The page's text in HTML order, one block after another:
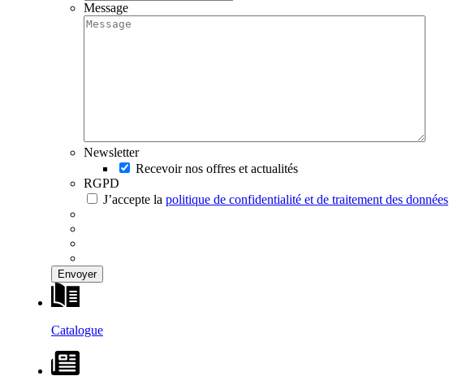
Message
Newsletter
Recevoir nos offres et actualités
RGPD
J’accepte la politique de confidentialité et de traitement des données
Catalogue